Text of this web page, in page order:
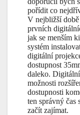
pořídit co
V nejbližší
prvních
jak se menším
systém
digitální
dostupnost
daleko.
možnosti
dostupnosti
ten správný čas
začít zajímat.